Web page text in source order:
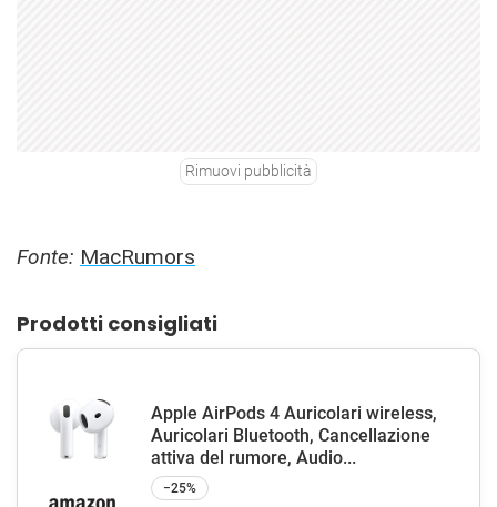
Rimuovi pubblicità
Fonte: MacRumors
Prodotti consigliati
Apple AirPods 4 Auricolari wireless,
Auricolari Bluetooth, Cancellazione
attiva del rumore, Audio...
−25%